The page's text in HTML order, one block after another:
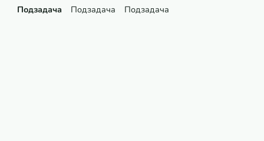
Подзадача
Подзадача Подзадача